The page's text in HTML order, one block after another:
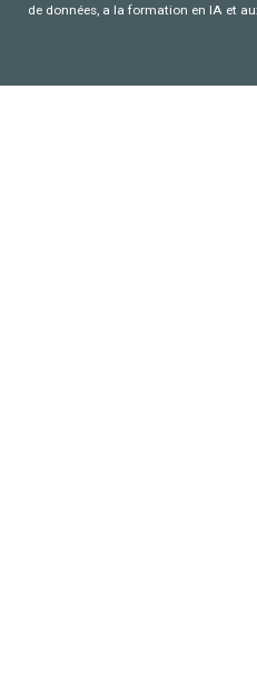
de données, a la formation en IA et